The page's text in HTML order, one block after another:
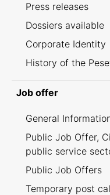
Press releases
Dossiers available
Corporate Identity
History of the
Job offer
General
Public Job Offer,
public service
Public Job Offers
Temporary post